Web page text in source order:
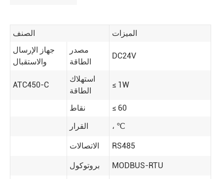
الصنف
الميزات
جهاز الإرسال
والاستقبال
مصدر
الطاقة
DC24V
ATC450-C
استهلاك
الطاقة
≤ 1W
نقاط
≤ 60
القرار
، ℃
الاتصالات RS485
بروتوكول MODBUS-RTU